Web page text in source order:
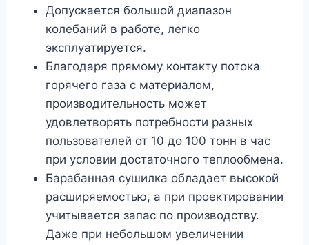
Допускается большой диапазон
колебаний в работе, легко
эксплуатируется.
Благодаря прямому контакту потока
горячего газа с материалом,
производительность может
удовлетворять потребности разных
пользователей от 10 до 100 тонн в час
при условии достаточного теплообмена.
Барабанная сушилка обладает высокой
расширяемостью, а при проектировании
учитывается запас по производству.
Даже при небольшом увеличении